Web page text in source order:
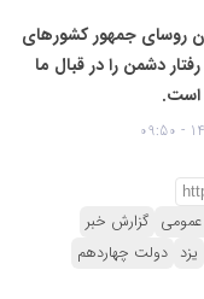
روسای جمهور کشور‌های
دشمن را در قبال ما
است.
عمومی گزارش خبر
یزد دولت چهاردهم